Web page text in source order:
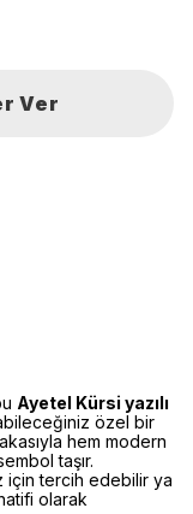
Ver
Ayetel Kürsi yazılı
özel bir
hem modern
taşır.
için tercih edebilir ya
olarak